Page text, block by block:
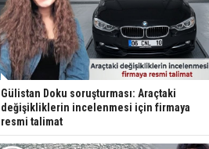
Gülistan Doku soruşturması: Araçtaki
değişikliklerin incelenmesi için firmaya
resmi talimat